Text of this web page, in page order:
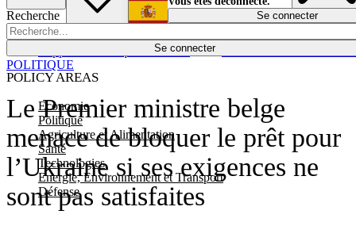
Recherche
Se connecter
POLICY AREAS
Economie
Politique
Agriculture et Alimentation
Santé
Technologies
Energie, Environnement et Transport
Défense
Économie
Español
Se connecter
Le Premier ministre belge
menace de bloquer le prêt pour
l’Ukraine si ses exigences ne
sont pas satisfaites
POLITIQUE